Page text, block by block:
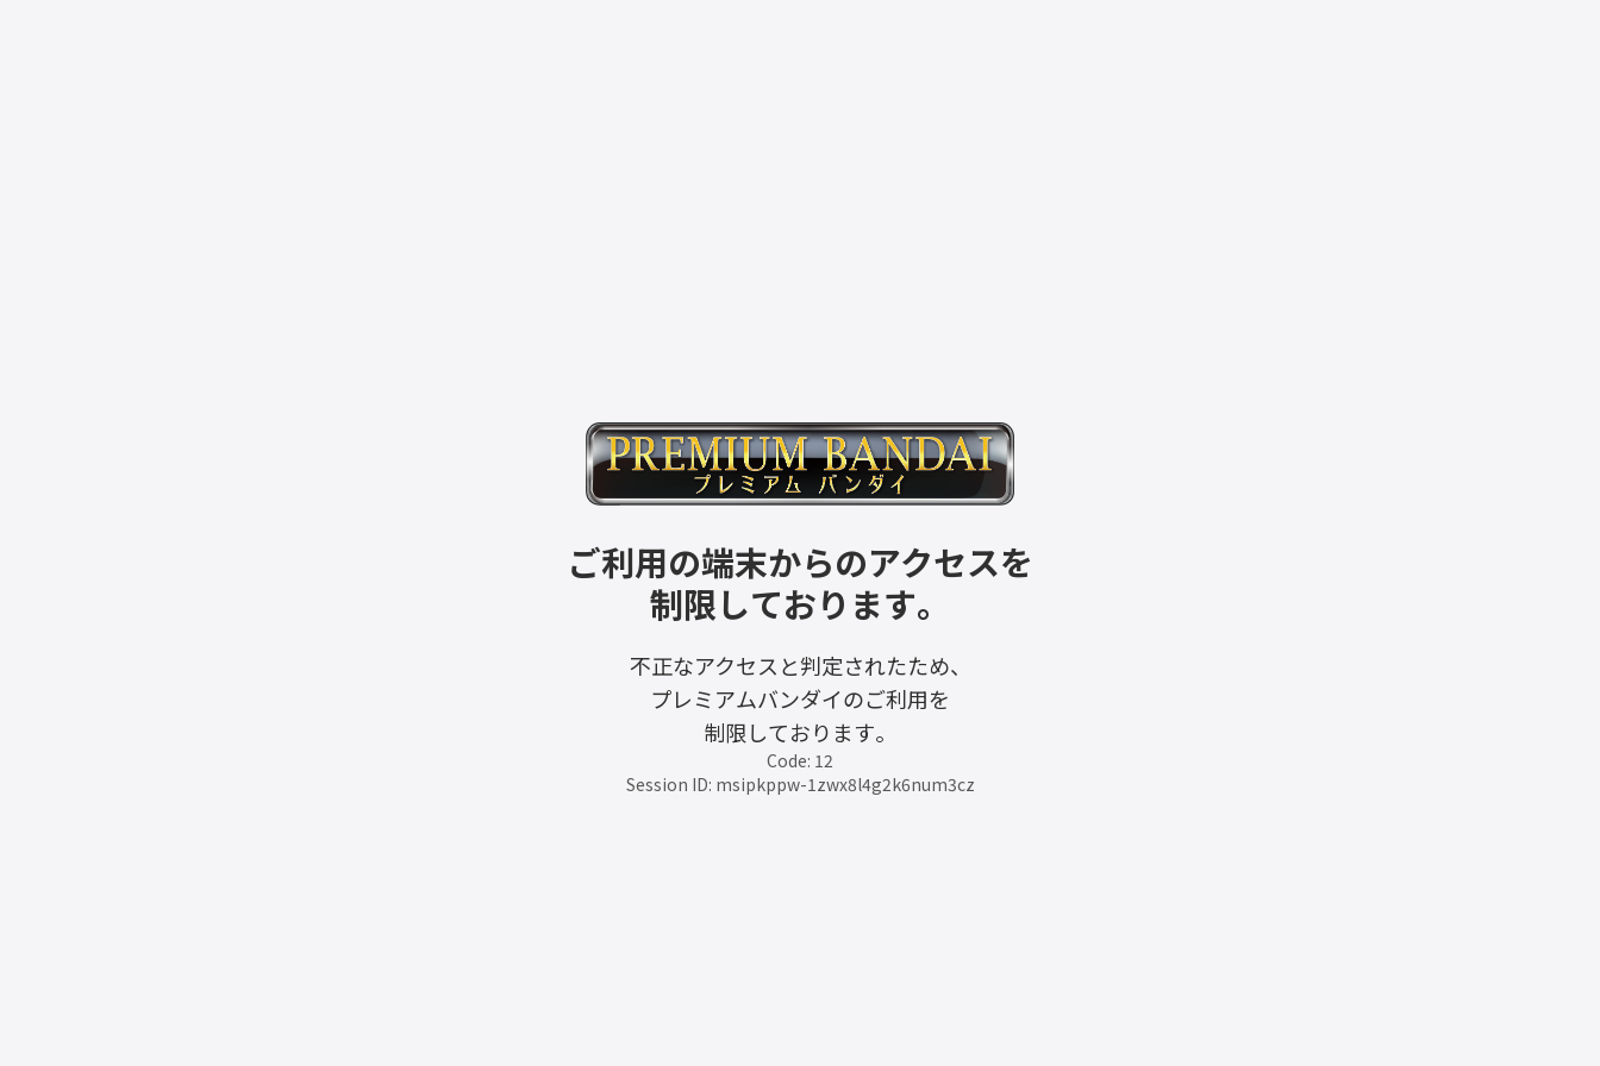
ご利用の端末からのアクセスを
制限しております。
不正なアクセスと判定されたため、
プレミアムバンダイのご利用を
制限しております。
Code: 12
Session ID: msipkppw-1zwx8l4g2k6num3cz